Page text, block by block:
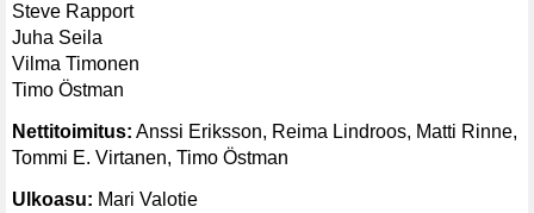
Steve Rapport
Juha Seila
Vilma Timonen
Timo Östman
Nettitoimitus: Anssi Eriksson, Reima Lindroos, Matti Rinne,
Tommi E. Virtanen, Timo Östman
Ulkoasu: Mari Valotie